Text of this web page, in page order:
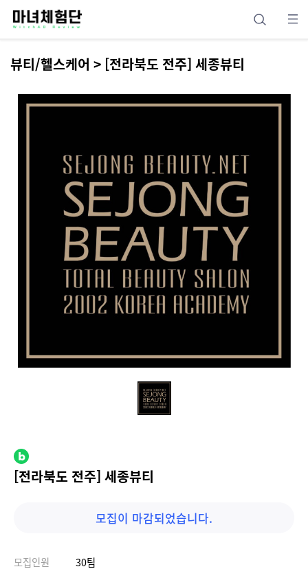
뷰티/헬스케어 > [전라북도 전주] 세종뷰티
[전라북도 전주] 세종뷰티
모집이 마감되었습니다.
모집인원 30팀